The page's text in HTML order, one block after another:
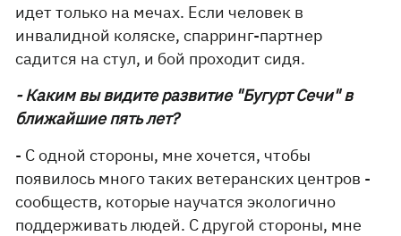
идет только на мечах. Если человек в
инвалидной коляске, спарринг-партнер
садится на стул, и бой проходит сидя.
- Каким вы видите развитие "Бугурт Сечи" в
ближайшие пять лет?
- С одной стороны, мне хочется, чтобы
появилось много таких ветеранских центров -
сообществ, которые научатся экологично
поддерживать людей. С другой стороны, мне